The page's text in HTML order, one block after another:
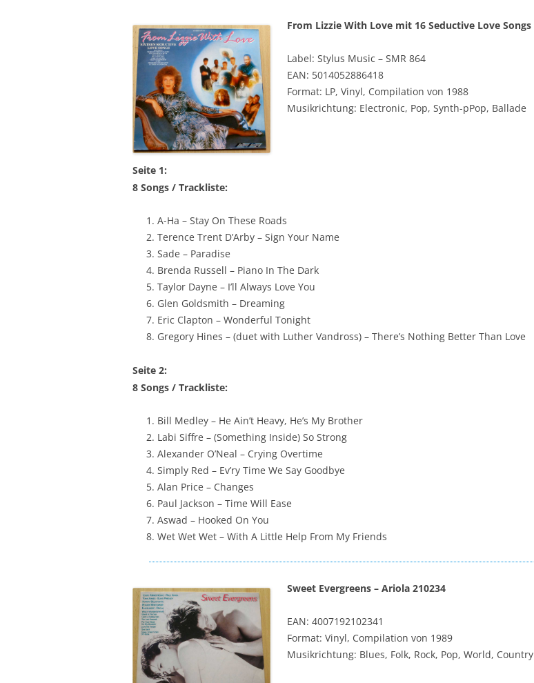
From Lizzie With Love mit 16 Seductive Love Songs
Label: Stylus Music ‎– SMR 864
EAN: 5014052886418
Format: LP, Vinyl, Compilation von 1988
Musikrichtung: Electronic, Pop, Synth-pPop, Ballade
Seite 1:
8 Songs / Trackliste:
A-Ha – Stay On These Roads
Terence Trent D’Arby – Sign Your Name
Sade – Paradise
Brenda Russell – Piano In The Dark
Taylor Dayne – I’ll Always Love You
Glen Goldsmith – Dreaming
Eric Clapton – Wonderful Tonight
Gregory Hines – (duet with Luther Vandross) – There’s Nothing Better Than Love
Seite 2:
8 Songs / Trackliste:
Bill Medley – He Ain’t Heavy, He’s My Brother
Labi Siffre – (Something Inside) So Strong
Alexander O’Neal – Crying Overtime
Simply Red – Ev’ry Time We Say Goodbye
Alan Price – Changes
Paul Jackson – Time Will Ease
Aswad – Hooked On You
Wet Wet Wet – With A Little Help From My Friends
Sweet Evergreens – Ariola ‎210234
EAN: 4007192102341
Format: Vinyl, Compilation von 1989
Musikrichtung: Blues, Folk, Rock, Pop, World, Country